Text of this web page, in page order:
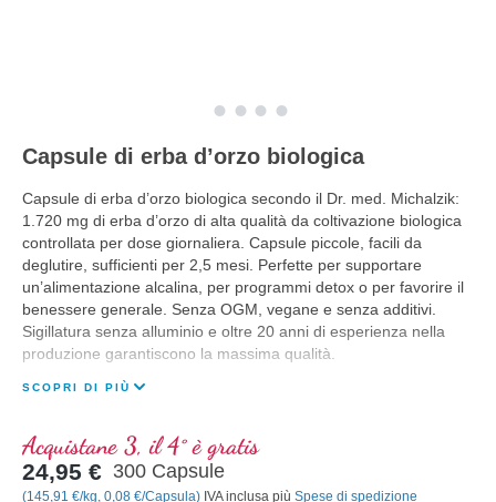
Capsule di erba d’orzo biologica
Capsule di erba d’orzo biologica secondo il Dr. med. Michalzik:
1.720 mg di erba d’orzo di alta qualità da coltivazione biologica
controllata per dose giornaliera. Capsule piccole, facili da
deglutire, sufficienti per 2,5 mesi. Perfette per supportare
un’alimentazione alcalina, per programmi detox o per favorire il
benessere generale. Senza OGM, vegane e senza additivi.
Sigillatura senza alluminio e oltre 20 anni di esperienza nella
produzione garantiscono la massima qualità.
SCOPRI DI PIÙ
Acquistane 3, il 4° è gratis
24,95 € 300 Capsule
(145,91 €/kg, 0,08 €/Capsula) IVA inclusa più Spese di spedizione